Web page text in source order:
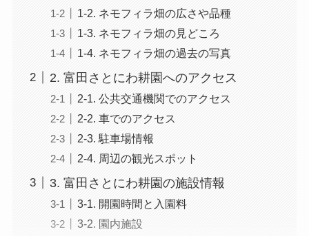
1-2. ネモフィラ畑の広さや品種
1-3. ネモフィラ畑の見どころ
1-4. ネモフィラ畑の過去の写真
2. 富田さとにわ耕園へのアクセス
2-1. 公共交通機関でのアクセス
2-2. 車でのアクセス
2-3. 駐車場情報
2-4. 周辺の観光スポット
3. 富田さとにわ耕園の施設情報
3-1. 開園時間と入園料
3-2. 園内施設